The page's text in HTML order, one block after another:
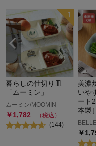
暮らしの仕切り皿
「ムーミン」
ムーミン/MOOMIN
￥1,782
（税込）
(144)
美濃
いや
ート
本製］
￥